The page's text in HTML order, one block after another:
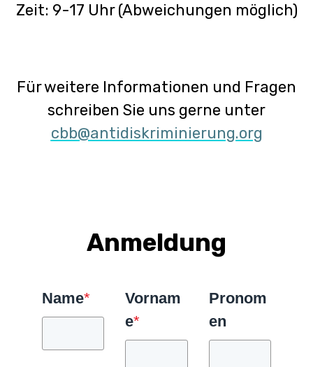
Zeit: 9-17 Uhr (Abweichungen möglich)
Für weitere Informationen und Fragen
schreiben Sie uns gerne unter
cbb@antidiskriminierung.org
Anmeldung
Name*
Vornam
e*
Pronom
en